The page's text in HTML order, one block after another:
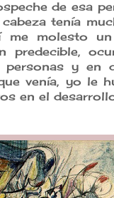
de esa
tenía
me molesto
y en
venía, yo le
en el